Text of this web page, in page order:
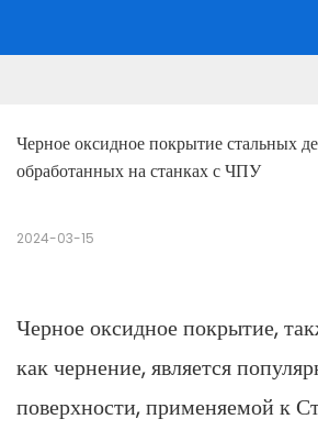
Черное оксидное покрытие стальных
обработанных на станках с ЧПУ
2024-03-15
Черное оксидное покрытие,
как чернение, является
поверхности, применяемой к